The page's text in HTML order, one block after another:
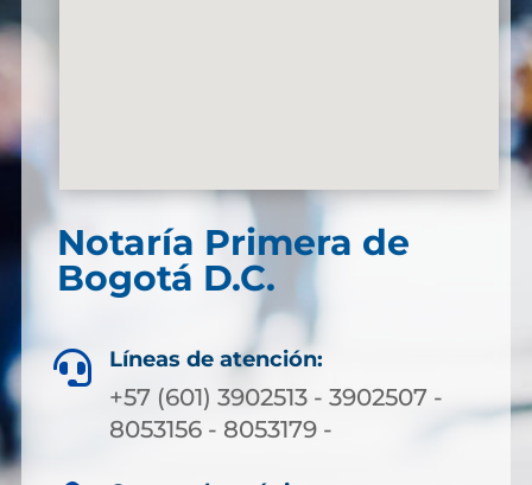
Notaría Primera de
Bogotá D.C.
 Líneas de atención:
+57 (601) 3902513 - 3902507 -
8053156 - 8053179 -